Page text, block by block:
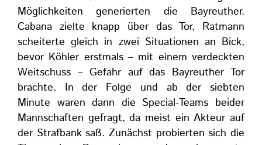
Möglichkeiten generierten die Bayreuther.
Cabana zielte knapp über das Tor, Ratmann
scheiterte gleich in zwei Situationen an Bick,
bevor Köhler erstmals – mit einem verdeckten
Weitschuss – Gefahr auf das Bayreuther Tor
brachte. In der Folge und ab der siebten
Minute waren dann die Special-Teams beider
Mannschaften gefragt, da meist ein Akteur auf
der Strafbank saß. Zunächst probierten sich die